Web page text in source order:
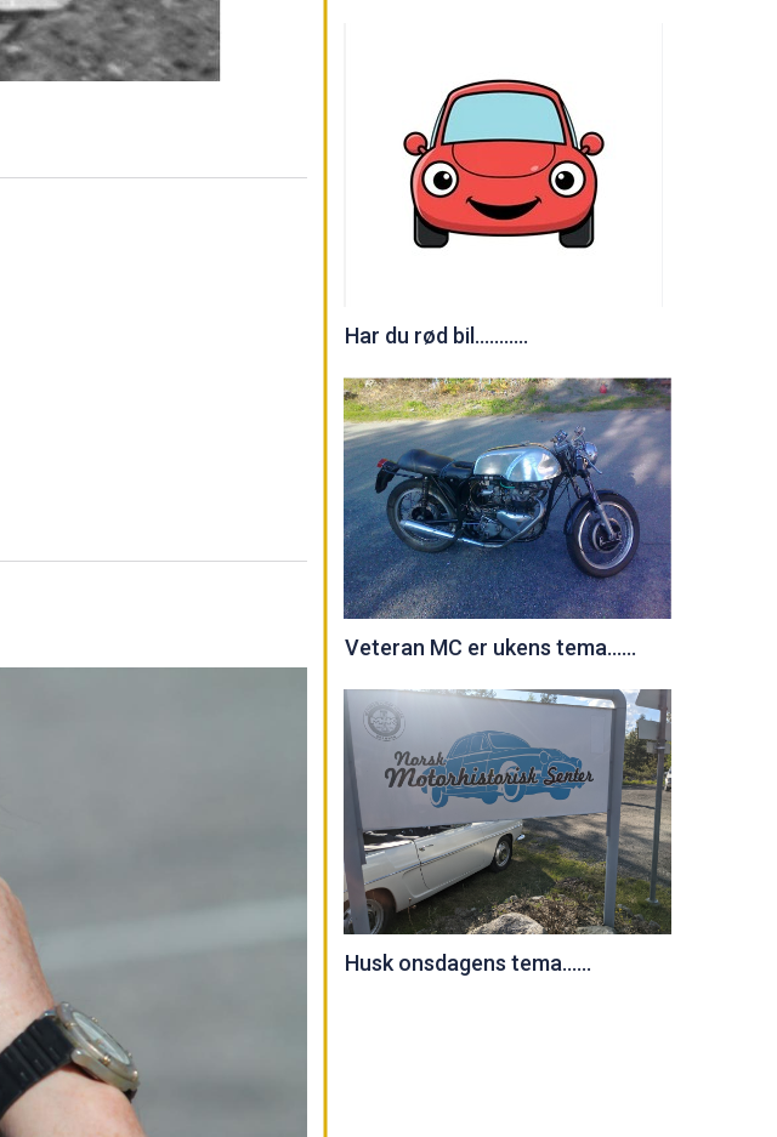
Har du rød bil...........
Veteran MC er ukens tema......
Husk onsdagens tema......